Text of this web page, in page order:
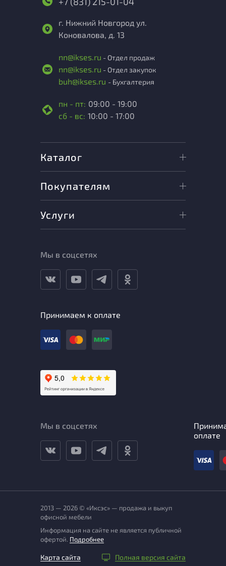
г. Нижний Новгород ул.
Коновалова, д. 13
nn@ikses.ru - Отдел продаж
nn@ikses.ru - Отдел закупок
buh@ikses.ru - Бухгалтерия
пн - пт: 09:00 - 19:00
сб - вс: 10:00 - 17:00
Каталог
Покупателям
Услуги
Мы в соцсетях
Принимаем к оплате
Мы в соцсетях
оплате
2013 — 2026 © «Иксэс» — продажа и выкуп
офисной мебели
Информация на сайте не является публичной
офертой. Подробнее
Карта сайта Полная версия сайта